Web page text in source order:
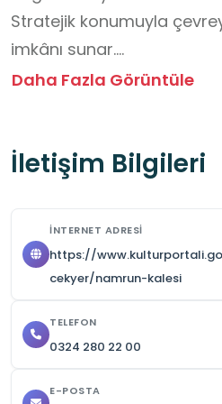
Stratejik konumuyla
imkânı sunar.
Kale için belirli bir gün veya
Giriş Ücreti:
Yeme – İçme:
Kale çevresinde yiyecek-
Daha Fazla Görüntüle
İletişim Bilgileri
İNTERNET ADRESI
https://
cekyer/namrun-kalesi
TELEFON
0324 280 22 00
E-POSTA